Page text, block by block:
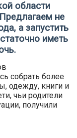
области
не
а запустить
иметь
собрать более
одежду, книги и
чьи родители
получили